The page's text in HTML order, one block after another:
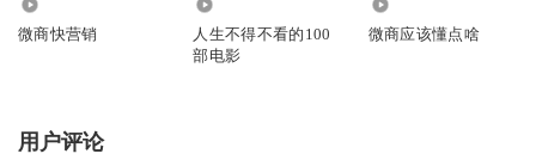
微商快营销
人生不得不看的100
部电影
微商应该懂点啥
用户评论